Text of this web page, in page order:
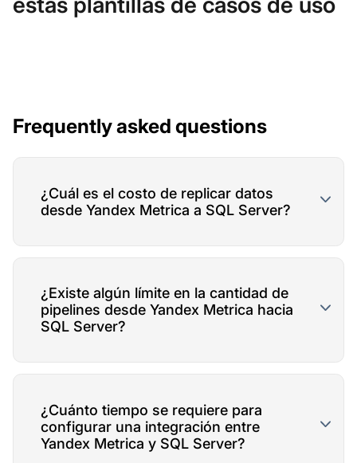
Frequently asked questions
¿Cuál es el costo de replicar datos
desde Yandex Metrica a SQL Server?
¿Existe algún límite en la cantidad de
pipelines desde Yandex Metrica hacia
SQL Server?
¿Cuánto tiempo se requiere para
configurar una integración entre
Yandex Metrica y SQL Server?